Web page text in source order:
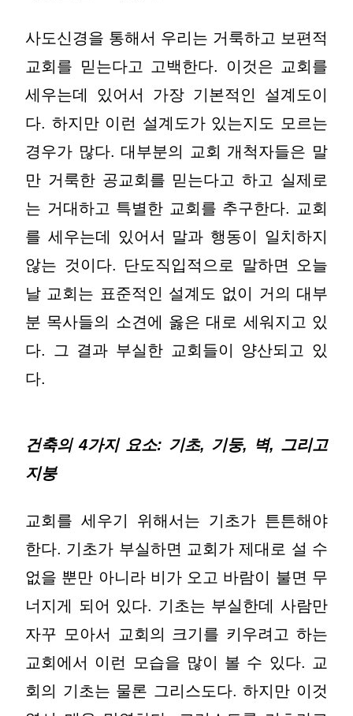
사도신경을 통해서 우리는 거룩하고 보편적
교회를 믿는다고 고백한다. 이것은 교회를
세우는데 있어서 가장 기본적인 설계도이
다. 하지만 이런 설계도가 있는지도 모르는
경우가 많다. 대부분의 교회 개척자들은 말
만 거룩한 공교회를 믿는다고 하고 실제로
는 거대하고 특별한 교회를 추구한다. 교회
를 세우는데 있어서 말과 행동이 일치하지
않는 것이다. 단도직입적으로 말하면 오늘
날 교회는 표준적인 설계도 없이 거의 대부
분 목사들의 소견에 옳은 대로 세워지고 있
다. 그 결과 부실한 교회들이 양산되고 있
다.
건축의 4가지 요소: 기초, 기둥, 벽, 그리고
지붕
교회를 세우기 위해서는 기초가 튼튼해야
한다. 기초가 부실하면 교회가 제대로 설 수
없을 뿐만 아니라 비가 오고 바람이 불면 무
너지게 되어 있다. 기초는 부실한데 사람만
자꾸 모아서 교회의 크기를 키우려고 하는
교회에서 이런 모습을 많이 볼 수 있다. 교
회의 기초는 물론 그리스도다. 하지만 이것